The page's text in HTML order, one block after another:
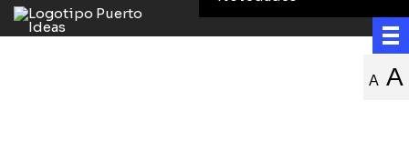
A A